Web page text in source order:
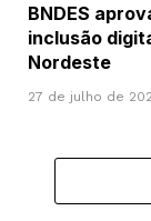
BNDES
inclusão
Nordeste
27 de julho de